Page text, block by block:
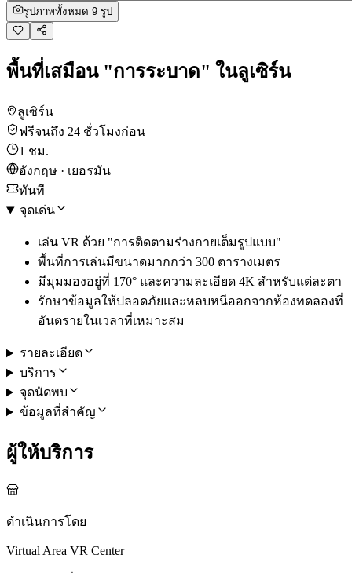
รูปภาพทั้งหมด 9 รูป
พื้นที่เสมือน "การระบาด" ในลูเซิร์น
ลูเซิร์น
ฟรีจนถึง 24 ชั่วโมงก่อน
1 ชม.
อังกฤษ · เยอรมัน
ทันที
จุดเด่น
เล่น VR ด้วย "การติดตามร่างกายเต็มรูปแบบ"
พื้นที่การเล่นมีขนาดมากกว่า 300 ตารางเมตร
มีมุมมองอยู่ที่ 170° และความละเอียด 4K สำหรับแต่ละตา
รักษาข้อมูลให้ปลอดภัยและหลบหนีออกจากห้องทดลองที่
อันตรายในเวลาที่เหมาะสม
รายละเอียด
บริการ
จุดนัดพบ
ข้อมูลที่สำคัญ
ผู้ให้บริการ
ดำเนินการโดย
Virtual Area VR Center